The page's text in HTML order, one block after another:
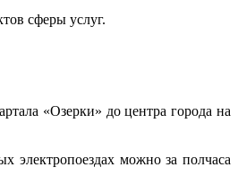
сферы услуг.
«Озерки» до центра города на
электропоездах можно за полчаса